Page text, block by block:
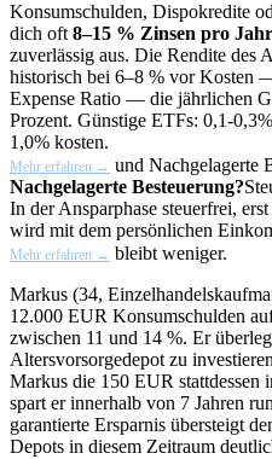
Konsumschulden, Dispokredite
dich oft 8–15 % Zinsen pro Jahr
zuverlässig aus. Die Rendite des
historisch bei 6–8 % vor Kosten
Expense Ratio — die jährlichen
Prozent. Günstige ETFs: 0,1-
1,0% kosten.
Mehr erfahren → und Nachgelagerte
Nachgelagerte Besteuerung?
In der Ansparphase steuerfrei,
wird mit dem persönlichen
Mehr erfahren → bleibt weniger.
Markus (34,
12.000 EUR Konsumschulden
zwischen 11 und 14 %. Er
Altersvorsorgedepot zu
Markus die 150 EUR stattdessen
spart er innerhalb von 7 Jahren
garantierte Ersparnis übersteigt
Depots in diesem Zeitraum